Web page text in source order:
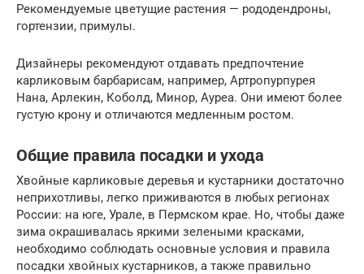
Рекомендуемые цветущие растения — рододендроны,
гортензии, примулы.
Дизайнеры рекомендуют отдавать предпочтение
карликовым барбарисам, например, Артропурпурея
Нана, Арлекин, Коболд, Минор, Ауреа. Они имеют более
густую крону и отличаются медленным ростом.
Общие правила посадки и ухода
Хвойные карликовые деревья и кустарники достаточно
неприхотливы, легко приживаются в любых регионах
России: на юге, Урале, в Пермском крае. Но, чтобы даже
зима окрашивалась яркими зелеными красками,
необходимо соблюдать основные условия и правила
посадки хвойных кустарников, а также правильно